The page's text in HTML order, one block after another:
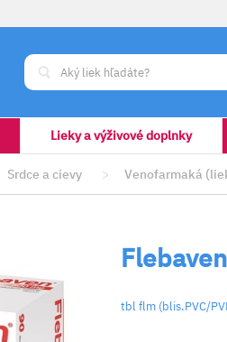
Lieky a výživové doplnky
Srdce a cievy > Venofarmaká
tbl flm (blis.PVC/